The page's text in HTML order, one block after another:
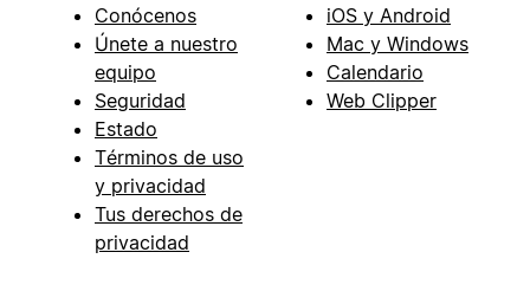
Conócenos
Únete a nuestro
equipo
Seguridad
Estado
Términos de uso
y privacidad
Tus derechos de
privacidad
iOS y Android
Mac y Windows
Calendario
Web Clipper